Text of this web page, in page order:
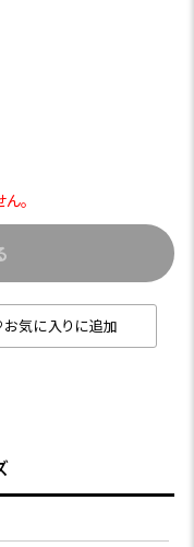
。
お気に入りに追加